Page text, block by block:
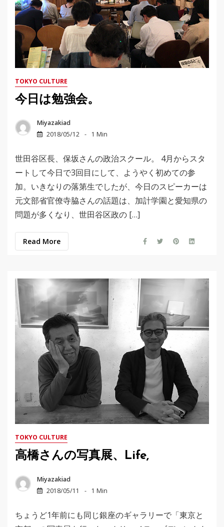
TOKYO CULTURE
今日は勉強会。
Miyazakiad
2018/05/12
1 Min
世田谷区長、保坂さんの政治スクール。 4月からスタ
ートして今日で3回目にして、ようやく初めての参
加。いきなりの落第生でしたが、今日のスピーカーは
元文部省官僚寺脇さんの話題は、加計学園と愛知県の
問題が多くなり、世田谷区政の […]
Read More
TOKYO CULTURE
高橋さんの写真展、Life,
Miyazakiad
2018/05/11
1 Min
ちょうど1年前にも同じ銀座のギャラリーで「東京と